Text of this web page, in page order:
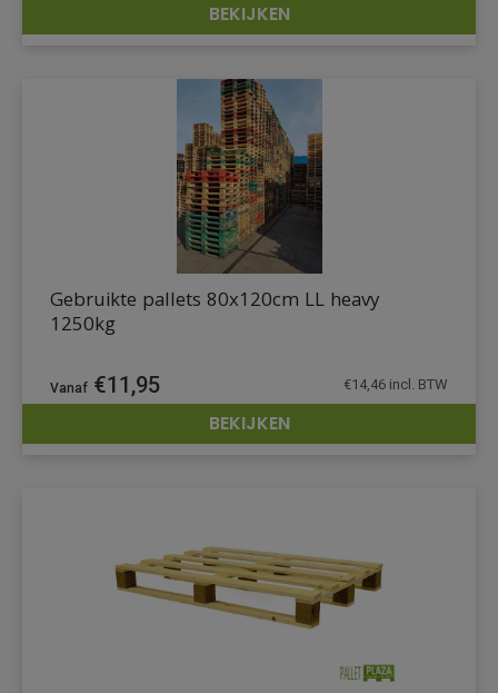
DETAILS
BEKIJKEN
DETAILS
Gebruikte pallets 80x120cm LL heavy
1250kg
€11,95 €14,46 incl. BTW
BEKIJKEN